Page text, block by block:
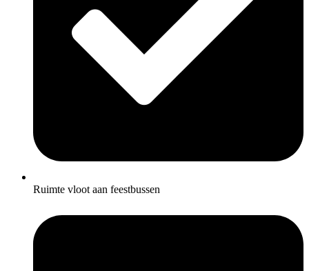
Ruimte vloot aan feestbussen